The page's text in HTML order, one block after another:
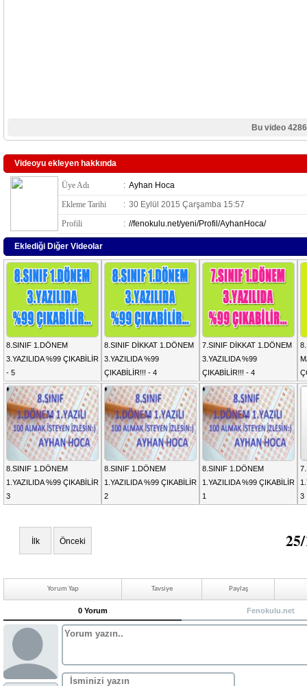
Bu video
Videoyu ekleyen hakkında
Üye Adı : Ayhan Hoca
Ekleme Tarihi
: 30 Eylül 2015 Çarşamba 15:57
Profili
: //fenokulu.net/yeni/Profil/AyhanHoca/
Eklediği Diğer Videolar
8.SINIF 1.DÖNEM
3.YAZILIDA %99 ÇIKABİLİR
- 5
8.SINIF DİKKAT 1.DÖNEM
3.YAZILIDA %99
ÇIKABİLİR!!! - 4
7.SINIF DİKKAT 1.DÖNEM
3.YAZILIDA %99
ÇIKABİLİR!!! - 4
8.SINIF 1.DÖNEM
1.YAZILIDA %99 ÇIKABİLİR
3
8.SINIF 1.DÖNEM
1.YAZILIDA %99 ÇIKABİLİR
2
8.SINIF 1.DÖNEM
1.YAZILIDA %99 ÇIKABİLİR
1
3
İlk Önceki
Yorum Yap Tavsiye Paylaş
0 Yorum Fenokulu.net